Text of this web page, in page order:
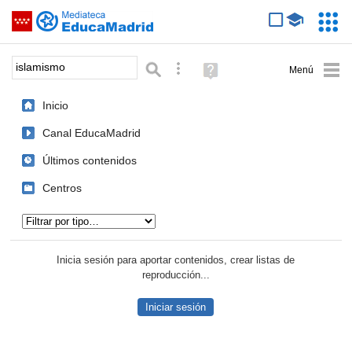
Saltar navegación
Palabra o frase: Búsqueda avanzada
Ayuda
(en
Inicio
Canal EducaMadrid
Últimos contenidos
Centros
Inicia sesión para aportar contenidos, crear listas de
reproducción...
Iniciar sesión